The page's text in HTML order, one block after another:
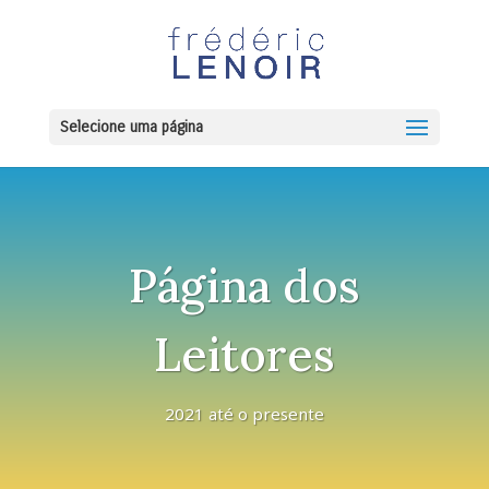
Selecione uma página
Página dos
Leitores
2021 até o presente